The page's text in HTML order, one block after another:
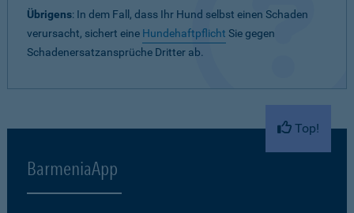
Übrigens: In dem Fall, dass Ihr Hund selbst einen Schaden
verursacht, sichert eine Hundehaftpflicht Sie gegen
Schadenersatzansprüche Dritter ab.
Top!
BarmeniaApp